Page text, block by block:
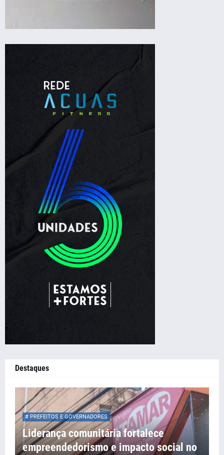
Destaques
# PREFEITOS E GOVERNADORES
Liderança comunitária fortalece
empreendedorismo e impacto social no